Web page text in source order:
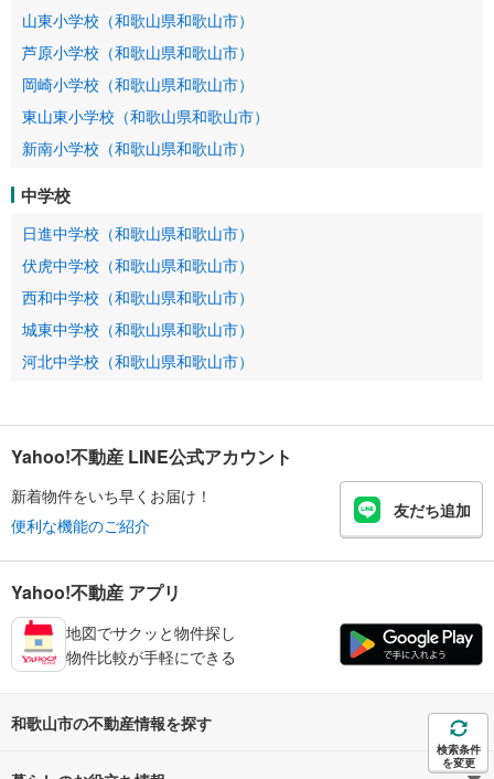
山東小学校（和歌山県和歌山市）
芦原小学校（和歌山県和歌山市）
岡崎小学校（和歌山県和歌山市）
東山東小学校（和歌山県和歌山市）
新南小学校（和歌山県和歌山市）
中学校
日進中学校（和歌山県和歌山市）
伏虎中学校（和歌山県和歌山市）
西和中学校（和歌山県和歌山市）
城東中学校（和歌山県和歌山市）
河北中学校（和歌山県和歌山市）
検索条件
を変更
Yahoo!不動産 LINE公式アカウント
新着物件をいち早くお届け！
便利な機能のご紹介
友だち追加
Yahoo!不動産 アプリ
地図でサクッと物件探し
物件比較が手軽にできる
和歌山市の不動産情報を探す